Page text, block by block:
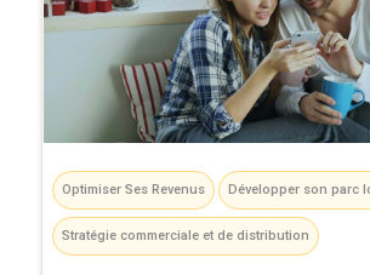
Optimiser Ses Revenus Développer son parc
Stratégie commerciale et de distribution